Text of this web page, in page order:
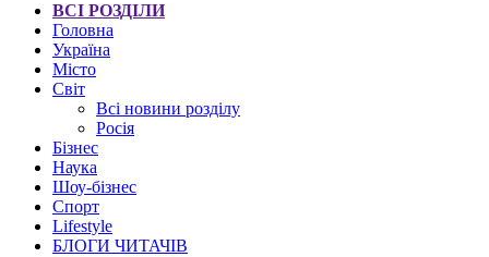
ВСІ РОЗДІЛИ
Головна
Україна
Місто
Світ
Всі новини розділу
Росія
Бізнес
Наука
Шоу-бізнес
Спорт
Lifestyle
БЛОГИ ЧИТАЧІВ